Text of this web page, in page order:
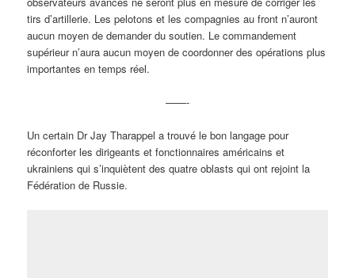
tirs d’artillerie. Les pelotons et les compagnies au front n’auront
aucun moyen de demander du soutien. Le commandement
supérieur n’aura aucun moyen de coordonner des opérations plus
importantes en temps réel.
——-
Un certain Dr Jay Tharappel a trouvé le bon langage pour
réconforter les dirigeants et fonctionnaires américains et
ukrainiens qui s’inquiètent des quatre oblasts qui ont rejoint la
Fédération de Russie.